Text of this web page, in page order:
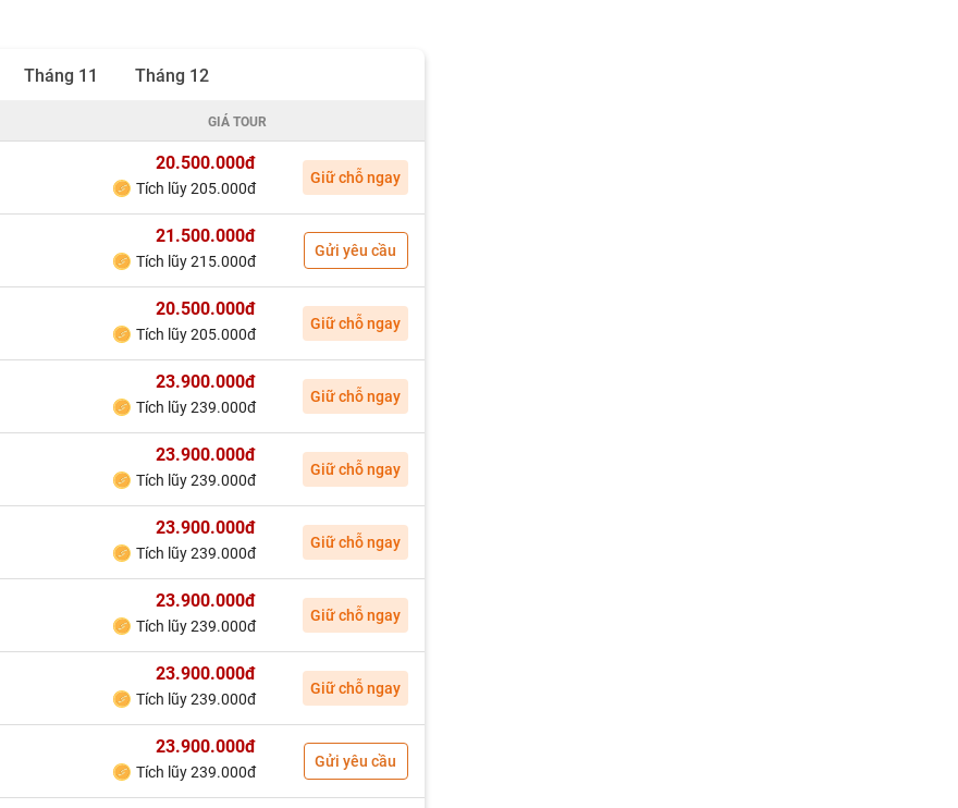
Tháng 11 Tháng 12
GIÁ TOUR
20.500.000đ
Tích lũy 205.000đ
Giữ chỗ ngay
21.500.000đ
Tích lũy 215.000đ
Gửi yêu cầu
20.500.000đ
Tích lũy 205.000đ
Giữ chỗ ngay
23.900.000đ
Tích lũy 239.000đ
Giữ chỗ ngay
23.900.000đ
Tích lũy 239.000đ
Giữ chỗ ngay
23.900.000đ
Tích lũy 239.000đ
Giữ chỗ ngay
23.900.000đ
Tích lũy 239.000đ
Giữ chỗ ngay
23.900.000đ
Tích lũy 239.000đ
Giữ chỗ ngay
23.900.000đ
Tích lũy 239.000đ
Gửi yêu cầu